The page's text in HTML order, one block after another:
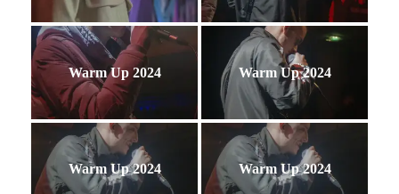
Warm Up 2024 Warm Up 2024
Warm Up 2024 Warm Up 2024